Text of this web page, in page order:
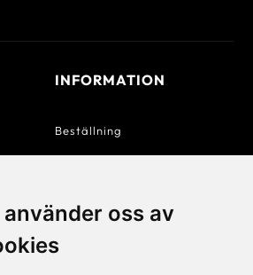
använder oss av
INFORMATION
Beställning
Försäljningsvillkor